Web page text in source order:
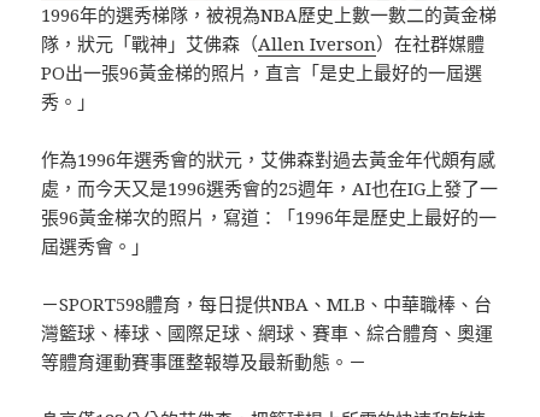
1996年的選秀梯隊，被視為NBA歷史上數一數二的黃金梯
隊，狀元「戰神」艾佛森（Allen Iverson）在社群媒體
PO出一張96黃金梯的照片，直言「是史上最好的一屆選
秀。」
作為1996年選秀會的狀元，艾佛森對過去黃金年代頗有感
處，而今天又是1996選秀會的25週年，AI也在IG上發了一
張96黃金梯次的照片，寫道：「1996年是歷史上最好的一
屆選秀會。」
－SPORT598體育，每日提供NBA、MLB、中華職棒、台
灣籃球、棒球、國際足球、網球、賽車、綜合體育、奧運
等體育運動賽事匯整報導及最新動態。－